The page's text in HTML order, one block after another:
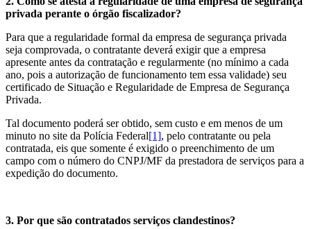
privada perante o órgão fiscalizador?
Para que a regularidade formal da empresa de segurança privada
seja comprovada, o contratante deverá exigir que a empresa
apresente antes da contratação e regularmente (no mínimo a cada
ano, pois a autorização de funcionamento tem essa validade) seu
certificado de Situação e Regularidade de Empresa de Segurança
Privada.
Tal documento poderá ser obtido, sem custo e em menos de um
minuto no site da Polícia Federal[1], pelo contratante ou pela
contratada, eis que somente é exigido o preenchimento de um
campo com o número do CNPJ/MF da prestadora de serviços para a
expedição do documento.
3. Por que são contratados serviços clandestinos?